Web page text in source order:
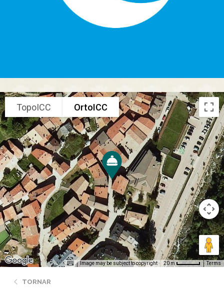
TopoICC OrtoICC
Image may be subject to copyright 20 m Terms
TORNAR